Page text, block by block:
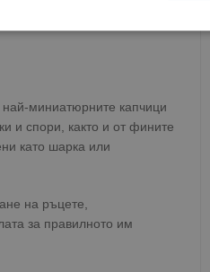
среда маски FFP2 вместо
миниатюрните капчици
и спори, както и от фините
като шарка или
на ръцете,
за правилното им
Функционалност
на уебсайта, като потребителско
необходими бисквитки.